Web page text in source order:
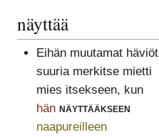
näyttää
Eihän muutamat häviöt
suuria merkitse mietti
mies itsekseen, kun
hän näyttääkseen
naapureilleen